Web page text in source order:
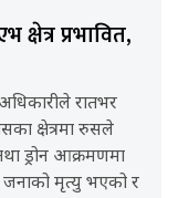
प्रभावित,
रातभर
क्षेत्रमा रुसले
ड्रोन आक्रमणमा
जनाको मृत्यु भएको र